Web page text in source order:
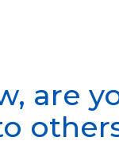
are